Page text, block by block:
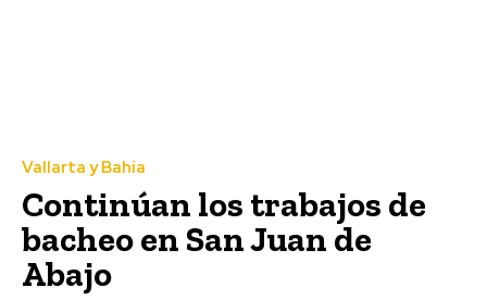
Vallarta y Bahía
Continúan los trabajos de
bacheo en San Juan de
Abajo